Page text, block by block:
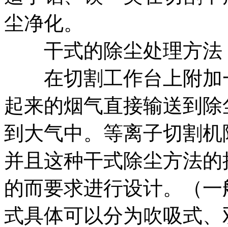
尘净化。
干式的除尘处理方法
在切割工作台上附加
起来的烟气直接输送到
到大气中。等离子切割
并且这种干式除尘方法
的而要求进行设计。（
式具体可以分为吹吸式